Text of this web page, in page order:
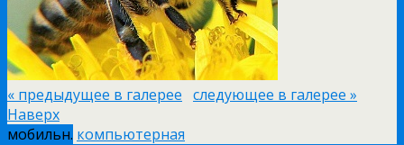
« предыдущее в галерее следующее в галерее »
Наверх
мобильн. компьютерная